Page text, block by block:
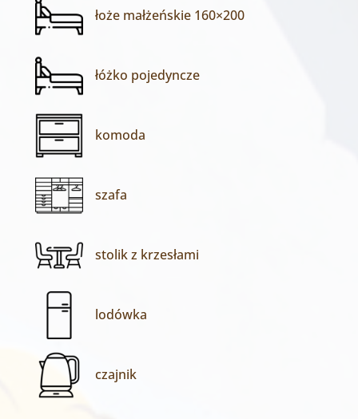
łoże małżeńskie 160×200
łóżko pojedyncze
komoda
szafa
stolik z krzesłami
lodówka
czajnik